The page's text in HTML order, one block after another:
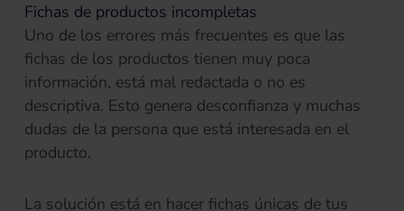
Fichas de productos incompletas
Uno de los errores más frecuentes es que las
fichas de los productos tienen muy poca
información, está mal redactada o no es
descriptiva. Esto genera desconfianza y muchas
dudas de la persona que está interesada en el
producto.
La solución está en hacer fichas únicas de tus